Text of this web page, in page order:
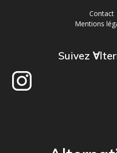
Contact
Mentions
Suivez